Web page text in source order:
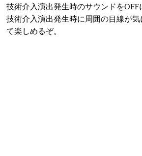
技術介入演出発生時のサウンドをOFF
技術介入演出発生時に周囲の目線が気
て楽しめるぞ。